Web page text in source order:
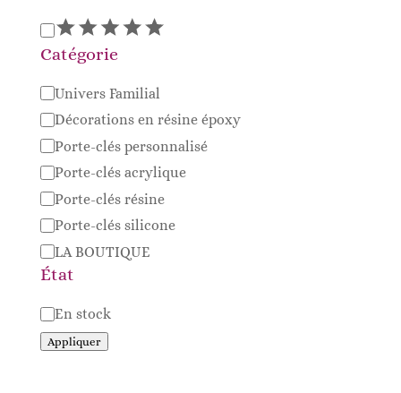
Évaluation
Catégorie
Catégorie
Univers Familial
Décorations en résine époxy
Porte-clés personnalisé
Porte-clés acrylique
Porte-clés résine
Porte-clés silicone
LA BOUTIQUE
État
Disponibilité
En stock
Appliquer